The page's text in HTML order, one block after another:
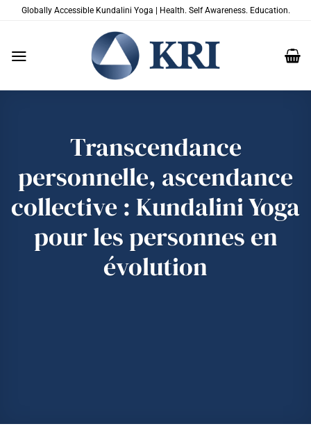
PasserGlobally Accessible Kundalini Yoga | Health. Self Awareness. Education.
Transcendance
personnelle, ascendance
collective : Kundalini Yoga
pour les personnes en
évolution